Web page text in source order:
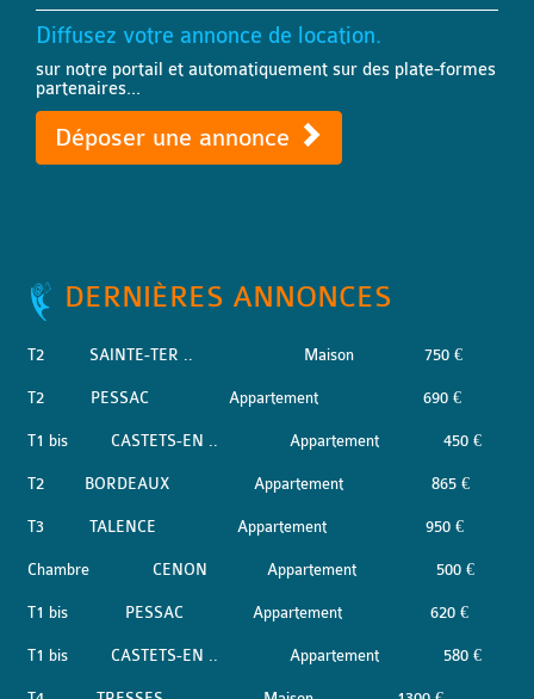
Diffusez votre annonce de location.
sur notre portail et automatiquement sur des plate-formes
partenaires...
Déposer une annonce
DERNIÈRES ANNONCES
T2 SAINTE-TER .. Maison 750 €
T2 PESSAC Appartement 690 €
T1 bis CASTETS-EN .. Appartement 450 €
T2 BORDEAUX Appartement 865 €
T3 TALENCE Appartement 950 €
Chambre CENON Appartement 500 €
T1 bis PESSAC Appartement 620 €
T1 bis CASTETS-EN .. Appartement 580 €